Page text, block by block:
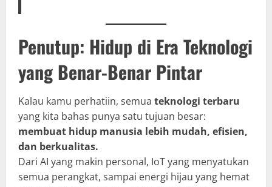
Penutup: Hidup di Era Teknologi
yang Benar-Benar Pintar
Kalau kamu perhatiin, semua teknologi terbaru
yang kita bahas punya satu tujuan besar:
membuat hidup manusia lebih mudah, efisien,
dan berkualitas.
Dari AI yang makin personal, IoT yang menyatukan
semua perangkat, sampai energi hijau yang hemat